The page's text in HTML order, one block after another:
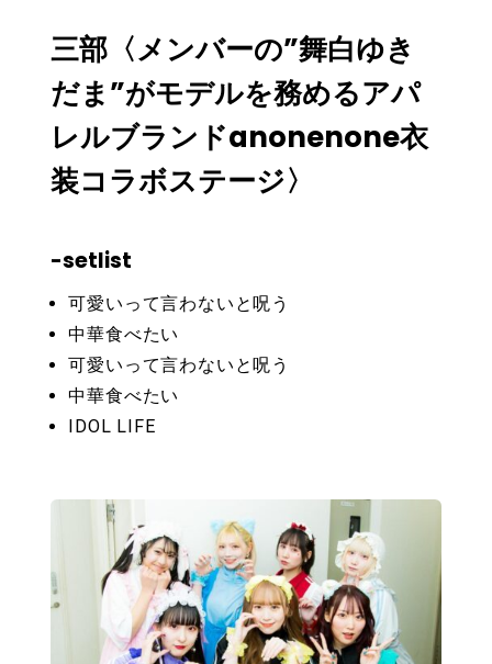
三部〈メンバーの”舞白ゆき
だま”がモデルを務めるアパ
レルブランドanonenone衣
装コラボステージ〉
-setlist
可愛いって言わないと呪う
中華食べたい
可愛いって言わないと呪う
中華食べたい
IDOL LIFE